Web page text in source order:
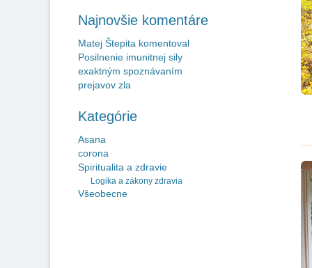
Najnovšie komentáre
Matej Štepita komentoval
Posilnenie imunitnej sily
exaktným spoznávaním
prejavov zla
Kategórie
Asana
corona
Spiritualita a zdravie
Logika a zákony zdravia
Všeobecne